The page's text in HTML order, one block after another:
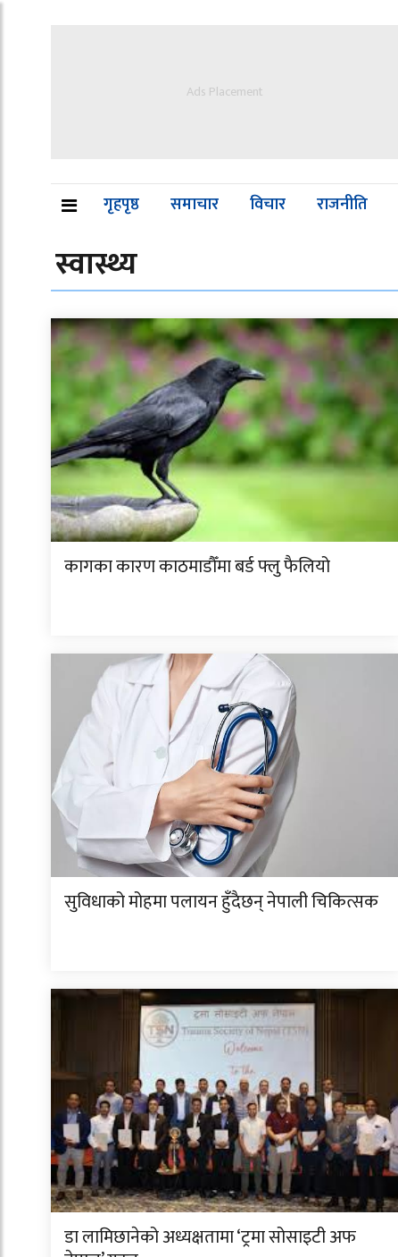
Ads Placement
गृहपृष्ठ समाचार विचार राजनीति
स्वास्थ्य
कागका कारण काठमाडौँमा बर्ड फ्लु फैलियो
सुविधाको मोहमा पलायन हुँदैछन् नेपाली चिकित्सक
डा लामिछानेको अध्यक्षतामा ‘ट्रमा सोसाइटी अफ